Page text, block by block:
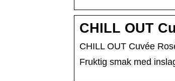
CHILL OUT
CHILL OUT Cuvée
Fruktig smak med